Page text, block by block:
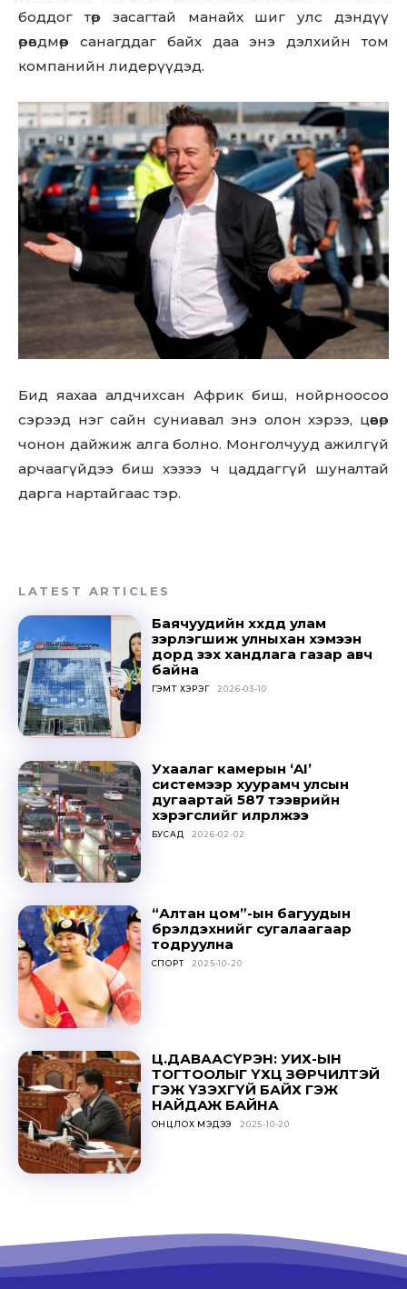
Don't miss
out!
SUBSCRIBE
боддог төр засагтай манайх шиг улс дэндүү
өрөвдмөөр санагддаг байх даа энэ дэлхийн том
компанийн лидерүүдэд.
Бид яахаа алдчихсан Африк биш, нойрноосоо
сэрээд нэг сайн суниавал энэ олон хэрээ, цөөвөр
чонон дайжиж алга болно. Монголчууд ажилгүй
арчаагүйдээ биш хэзээ ч цаддаггүй шуналтай
дарга нартайгаас тэр.
LATEST ARTICLES
Баячуудийн хүүхдүүд улам
зэрлэгшиж улныхан хэмээн
дорд үзэх хандлага газар авч
байна
ГЭМТ ХЭРЭГ 2026-03-10
Ухаалаг камерын ‘AI’
системээр хуурамч улсын
дугаартай 587 тээврийн
хэрэгслийг илрүүлжээ
БУСАД 2026-02-02
“Алтан цом”-ын багуудын
бүрэлдэхүүнийг сугалаагаар
тодруулна
СПОРТ 2025-10-20
Ц.ДАВААСҮРЭН: УИХ-ЫН
ТОГТООЛЫГ ҮХЦ ЗӨРЧИЛТЭЙ
ГЭЖ ҮЗЭХГҮЙ БАЙХ ГЭЖ
НАЙДАЖ БАЙНА
ОНЦЛОХ МЭДЭЭ 2025-10-20